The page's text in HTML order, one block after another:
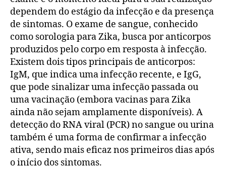
dependem do estágio da infecção e da presença
de sintomas. O exame de sangue, conhecido
como sorologia para Zika, busca por anticorpos
produzidos pelo corpo em resposta à infecção.
Existem dois tipos principais de anticorpos:
IgM, que indica uma infecção recente, e IgG,
que pode sinalizar uma infecção passada ou
uma vacinação (embora vacinas para Zika
ainda não sejam amplamente disponíveis). A
detecção do RNA viral (PCR) no sangue ou urina
também é uma forma de confirmar a infecção
ativa, sendo mais eficaz nos primeiros dias após
o início dos sintomas.